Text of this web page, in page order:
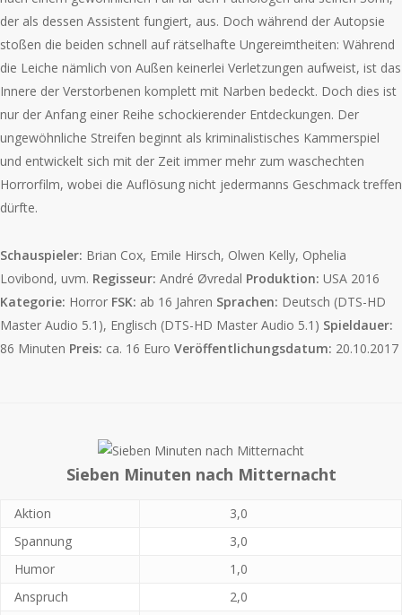
der als dessen Assistent fungiert, aus. Doch während der Autopsie
stoßen die beiden schnell auf rätselhafte Ungereimtheiten: Während
die Leiche nämlich von Außen keinerlei Verletzungen aufweist, ist das
Innere der Verstorbenen komplett mit Narben bedeckt. Doch dies ist
nur der Anfang einer Reihe schockierender Entdeckungen. Der
ungewöhnliche Streifen beginnt als kriminalistisches Kammerspiel
und entwickelt sich mit der Zeit immer mehr zum waschechten
Horrorfilm, wobei die Auflösung nicht jedermanns Geschmack treffen
dürfte.
Schauspieler: Brian Cox, Emile Hirsch, Olwen Kelly, Ophelia
Lovibond, uvm. Regisseur: André Øvredal Produktion: USA 2016
Kategorie: Horror FSK: ab 16 Jahren Sprachen: Deutsch (DTS-HD
Master Audio 5.1), Englisch (DTS-HD Master Audio 5.1) Spieldauer:
86 Minuten Preis: ca. 16 Euro Veröffentlichungsdatum: 20.10.2017
Sieben Minuten nach Mitternacht
Aktion
3,0
Spannung
3,0
Humor
1,0
Anspruch
2,0